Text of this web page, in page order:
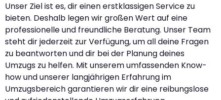
Unser Ziel ist es, dir einen erstklassigen Service zu
bieten. Deshalb legen wir großen Wert auf eine
professionelle und freundliche Beratung. Unser Team
steht dir jederzeit zur Verfügung, um all deine Fragen
zu beantworten und dir bei der Planung deines
Umzugs zu helfen. Mit unserem umfassenden Know-
how und unserer langjährigen Erfahrung im
Umzugsbereich garantieren wir dir eine reibungslose